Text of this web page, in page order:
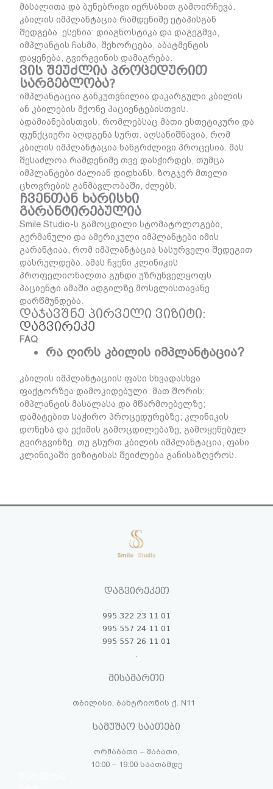
მასალითა და ბუნებრივი იერსახით გამოირჩევა.
კბილის იმპლანტაცია რამდენიმე ეტაპისგან
შედგება. ესენია: დიაგნოსტიკა და დაგეგმვა,
იმპლანტის ჩასმა, შეხორცება, აბატმენტის
დაყენება, გვირგვინის დამაგრება.
ვის შეუძლია პროცედურით
სარგებლობა?
იმპლანტაცია განკუთვნილია დაკარგული კბილის
ან კბილების მქონე პაციენტებისთვის.
ადამიანებისთვის, რომლებსაც მათი ესთეტიკური და
ფუნქციური აღდგენა სურთ. აღსანიშნავია, რომ
კბილის იმპლანტაცია ხანგრძლივი პროცესია. მას
შესაძლოა რამდენიმე თვე დასჭირდეს, თუმცა
იმპლანტები ძალიან დიდხანს, ზოგჯერ მთელი
ცხოვრების განმავლობაში, ძლებს.
ჩვენთან ხარისხი
გარანტირებულია
Smile Studio-ს გამოცდილი სტომატოლოგები,
გერმანული და ამერიკული იმპლანტები იმის
გარანტიაა, რომ იმპლანტაცია სასურველი შედეგით
დასრულდება. ამას ჩვენი კლინიკის
პროფელიონალთა გუნდი უზრუნველყოფს.
პაციენტი ამაში ადგილზე მოსვლისთავანე
დარწმუნდება.
დაჯავშნე პირველი ვიზიტი:
დაგვირეკე
FAQ
რა ღირს კბილის იმპლანტაცია?
კბილის იმპლანტაციის ფასი სხვადასხვა
ფაქტორზეა დამოკიდებული. მათ შორის:
იმპლანტის მასალასა და მწარმოებელზე;
დამატებით საჭირო პროცედურებზე; კლინიკის
დონესა და ექიმის გამოცდილებაზე; გამოყენებულ
გვირგვინზე. თუ გსურთ კბილის იმპლანტაცია, ფასი
კლინიკაში ვიზიტისას შეიძლება განისაზღვროს.
დაგვირეკეთ
995 322 23 11 01
995 557 24 11 01
995 557 26 11 01
მისამართი
თბილისი, ბახტრიონის ქ. N11
სამუშაო საათები
ორშაბათი – შაბათი,
10:00 – 19:00 საათამდე